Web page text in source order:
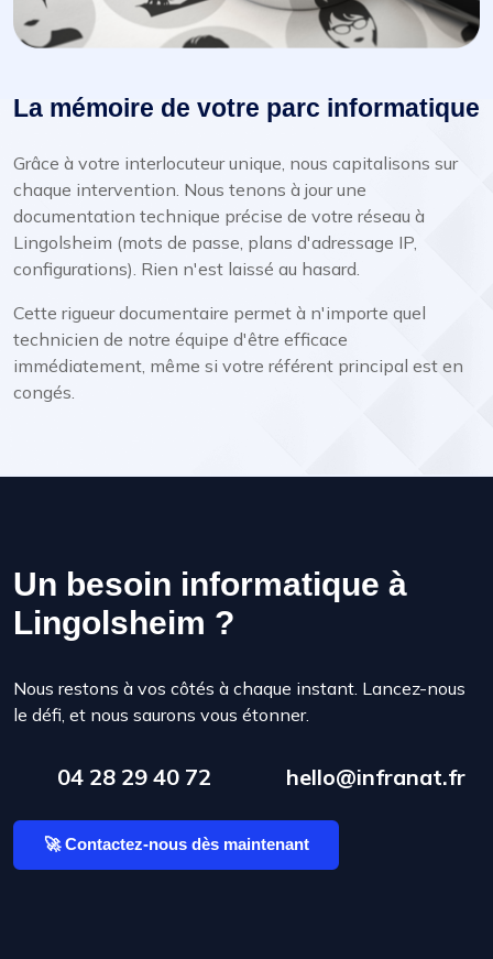
La mémoire de votre parc informatique
Grâce à votre interlocuteur unique, nous capitalisons sur
chaque intervention. Nous tenons à jour une
documentation technique précise de votre réseau à
Lingolsheim (mots de passe, plans d'adressage IP,
configurations). Rien n'est laissé au hasard.
Cette rigueur documentaire permet à n'importe quel
technicien de notre équipe d'être efficace
immédiatement, même si votre référent principal est en
congés.
Un besoin informatique à
Lingolsheim ?
Nous restons à vos côtés à chaque instant. Lancez-nous
le défi, et nous saurons vous étonner.
04 28 29 40 72 hello@infranat.fr
🚀 Contactez-nous dès maintenant